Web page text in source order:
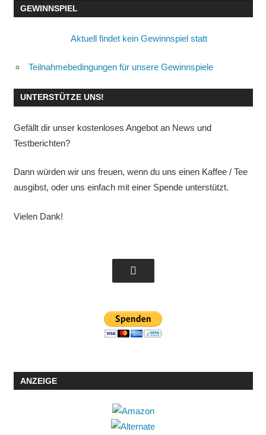
GEWINNSPIEL
Aktuell findet kein Gewinnspiel statt
Teilnahmebedingungen für unsere Gewinnspiele
UNTERSTÜTZE UNS!
Gefällt dir unser kostenloses Angebot an News und
Testberichten?
Dann würden wir uns freuen, wenn du uns einen Kaffee / Tee
ausgibst, oder uns einfach mit einer Spende unterstützt.
Vielen Dank!
ANZEIGE